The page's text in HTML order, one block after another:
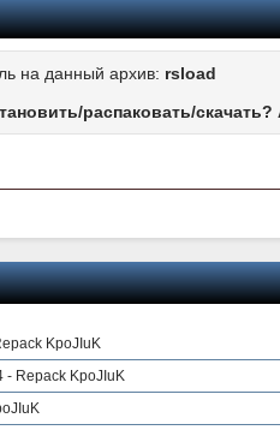
на данный архив: rsload
распаковать/
KpoJIuK
- Repack KpoJIuK